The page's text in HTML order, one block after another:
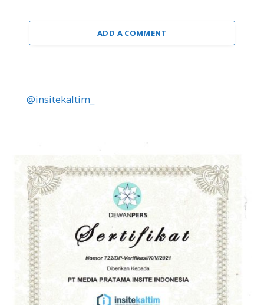
ADD A COMMENT
@insitekaltim_